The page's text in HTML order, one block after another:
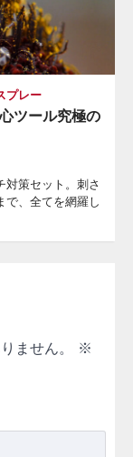
プレー
ツール究極の
対策セット。刺さ
で、全てを網羅し
ません。
※